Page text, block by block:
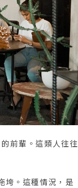
前輩。這類人往往
垮。這種情況，是